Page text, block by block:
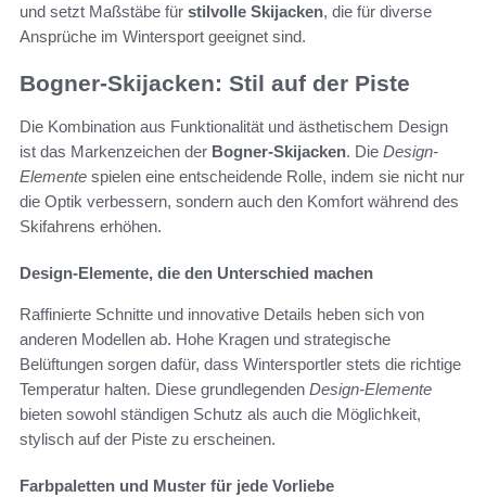
und setzt Maßstäbe für stilvolle Skijacken, die für diverse
Ansprüche im Wintersport geeignet sind.
Bogner-Skijacken: Stil auf der Piste
Die Kombination aus Funktionalität und ästhetischem Design
ist das Markenzeichen der Bogner-Skijacken. Die Design-
Elemente spielen eine entscheidende Rolle, indem sie nicht nur
die Optik verbessern, sondern auch den Komfort während des
Skifahrens erhöhen.
Design-Elemente, die den Unterschied machen
Raffinierte Schnitte und innovative Details heben sich von
anderen Modellen ab. Hohe Kragen und strategische
Belüftungen sorgen dafür, dass Wintersportler stets die richtige
Temperatur halten. Diese grundlegenden Design-Elemente
bieten sowohl ständigen Schutz als auch die Möglichkeit,
stylisch auf der Piste zu erscheinen.
Farbpaletten und Muster für jede Vorliebe